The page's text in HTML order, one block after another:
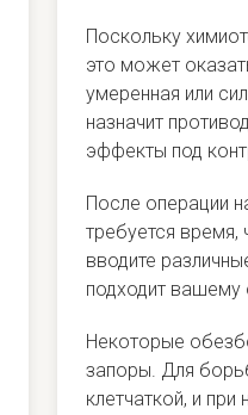
Поскольку
это может
умеренная или
назначит
эффекты под
После операции
требуется время,
вводите
подходит вашему
Некоторые
запоры. Для
клетчаткой, и при